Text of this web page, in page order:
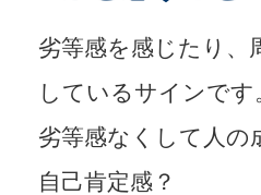
劣等感を感じたり、
しているサインです
劣等感なくして人の
自己肯定感？